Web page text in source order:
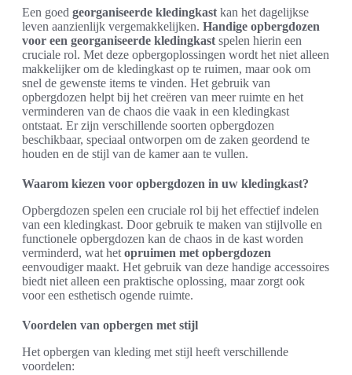
Een goed georganiseerde kledingkast kan het dagelijkse
leven aanzienlijk vergemakkelijken. Handige opbergdozen
voor een georganiseerde kledingkast spelen hierin een
cruciale rol. Met deze opbergoplossingen wordt het niet alleen
makkelijker om de kledingkast op te ruimen, maar ook om
snel de gewenste items te vinden. Het gebruik van
opbergdozen helpt bij het creëren van meer ruimte en het
verminderen van de chaos die vaak in een kledingkast
ontstaat. Er zijn verschillende soorten opbergdozen
beschikbaar, speciaal ontworpen om de zaken geordend te
houden en de stijl van de kamer aan te vullen.
Waarom kiezen voor opbergdozen in uw kledingkast?
Opbergdozen spelen een cruciale rol bij het effectief indelen
van een kledingkast. Door gebruik te maken van stijlvolle en
functionele opbergdozen kan de chaos in de kast worden
verminderd, wat het opruimen met opbergdozen
eenvoudiger maakt. Het gebruik van deze handige accessoires
biedt niet alleen een praktische oplossing, maar zorgt ook
voor een esthetisch ogende ruimte.
Voordelen van opbergen met stijl
Het opbergen van kleding met stijl heeft verschillende
voordelen: